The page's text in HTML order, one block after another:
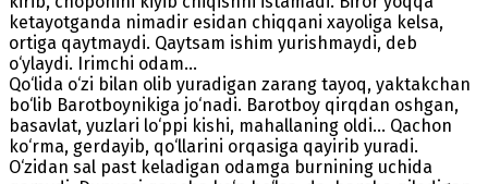
ketayotganda nimadir esidan chiqqani xayoliga kelsa,
ortiga qaytmaydi. Qaytsam ishim yurishmaydi, deb
o‘ylaydi. Irimchi odam...
Qo‘lida o‘zi bilan olib yuradigan zarang tayoq, yaktakchan
bo‘lib Barotboynikiga jo‘nadi. Barotboy qirqdan oshgan,
basavlat, yuzlari lo‘ppi kishi, mahallaning oldi... Qachon
ko‘rma, gerdayib, qo‘llarini orqasiga qayirib yuradi.
O‘zidan sal past keladigan odamga burnining uchida